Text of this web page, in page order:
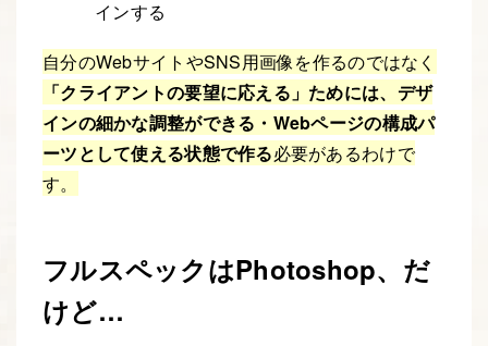
インする
自分のWebサイトやSNS用画像を作るのではなく
「クライアントの要望に応える」ためには、デザ
インの細かな調整ができる・Webページの構成パ
ーツとして使える状態で作る必要があるわけで
す。
フルスペックはPhotoshop、だ
けど…